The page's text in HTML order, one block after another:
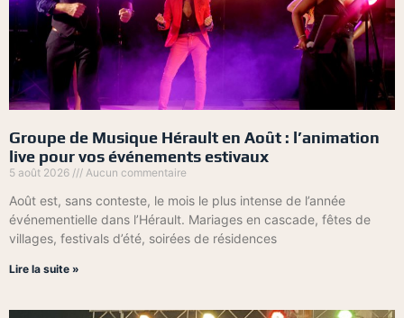
Groupe de Musique Hérault en Août : l’animation
live pour vos événements estivaux
5 août 2026 Aucun commentaire
Août est, sans conteste, le mois le plus intense de l’année
événementielle dans l’Hérault. Mariages en cascade, fêtes de
villages, festivals d’été, soirées de résidences
Lire la suite »